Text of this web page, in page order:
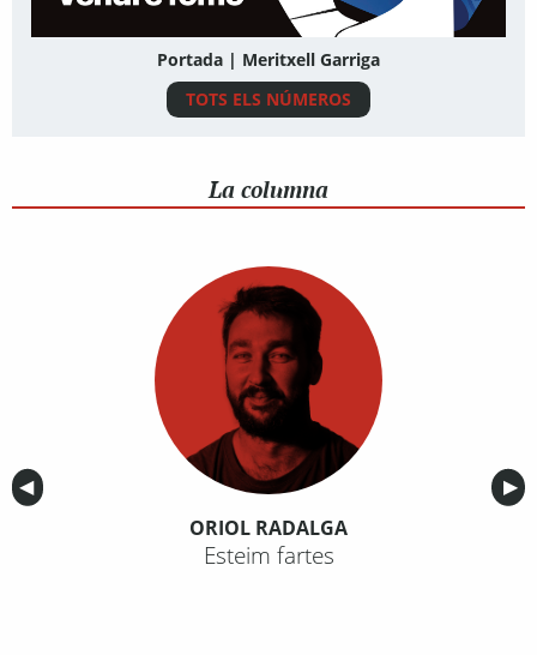
Portada | Meritxell Garriga
TOTS ELS NÚMEROS
La columna
Anterior
◀︎ ▶︎
ORIOL RADALGA
Esteim fartes